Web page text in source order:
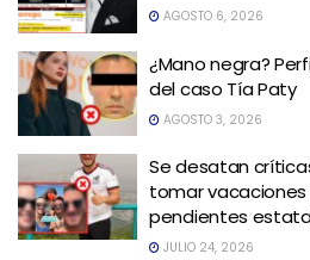
AGOSTO 6, 2026
¿Mano negra?
del caso Tía Paty
AGOSTO 3, 2026
Se desatan
tomar
pendientes
JULIO 24, 2026